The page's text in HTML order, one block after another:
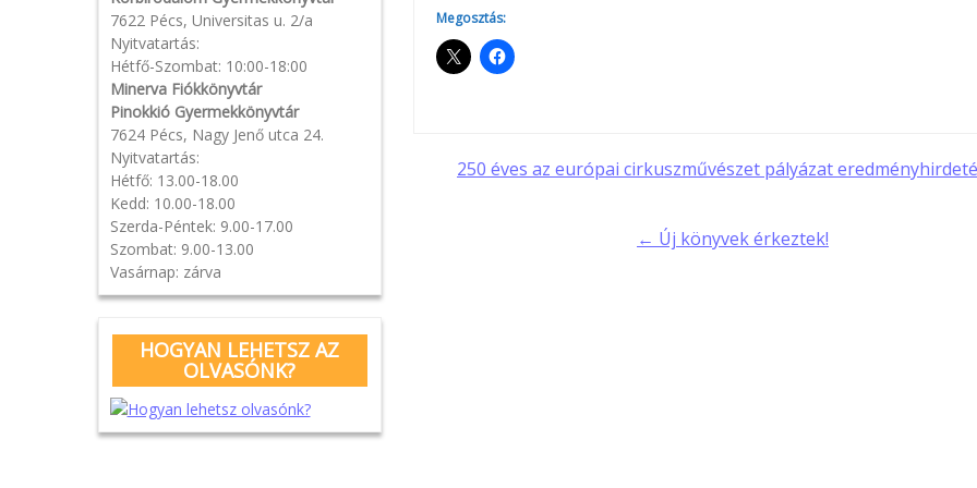
7622 Pécs, Universitas u. 2/a
Nyitvatartás:
Hétfő-Szombat: 10:00-18:00
Minerva Fiókkönyvtár
Pinokkió Gyermekkönyvtár
7624 Pécs, Nagy Jenő utca 24.
Nyitvatartás:
Hétfő: 13.00-18.00
Kedd: 10.00-18.00
Szerda-Péntek: 9.00-17.00
Szombat: 9.00-13.00
Vasárnap: zárva
HOGYAN LEHETSZ AZ
OLVASÓNK?
Megosztás:
Post
250 éves az európai cirkuszművészet pályázat
← Új könyvek érkeztek!